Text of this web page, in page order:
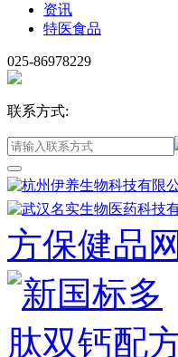
资讯
特医食品
025-86978229
联系方式:
方保健品网